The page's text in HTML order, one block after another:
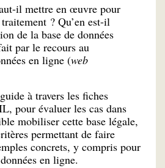
il mettre en œuvre pour
? Qu’en est-il
de la base de données
par le recours au
en ligne (web
à travers les fiches
pour évaluer les cas dans
mobiliser cette base légale,
permettant de faire
concrets, y compris pour
en ligne.